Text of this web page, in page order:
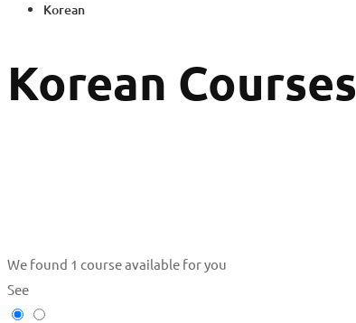
Korean
Korean Courses
We found 1 course available for you
See